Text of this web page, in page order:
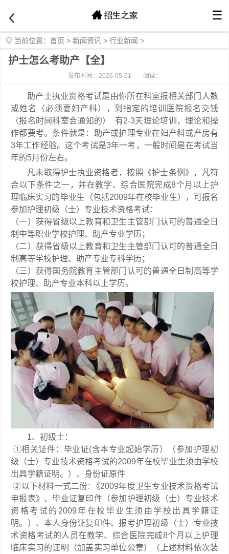
☰
当前位置： 首页 > 新闻资讯 > 行业新闻 >
护士怎么考助产【全】
发布时间：2026-05-01 阅读：
助产士执业资格考试是由你所在科室报相关部门人数
或姓名（必须要妇产科），到指定的培训医院报名交钱
（报名时间科室会通知的） 有2-3天理论培训，理论和操
作都要考。条件就是：助产或护理专业在妇产科或产房有
3年工作经验。这个考试是3年一考，一般时间是在考试当
年的5月份左右。
凡未取得护士执业资格者，按照《护士条例》，凡符
合以下条件之一，并在教学、综合医院完成8个月以上护
理临床实习的毕业生（包括2009年在校毕业生），可报名
参加护理初级（士）专业技术资格考试：
（一）获得省级以上教育和卫生主管部门认可的普通全日
制中等职业学校护理、助产专业学历；
（二）获得省级以上教育和卫生主管部门认可的普通全日
制高等学校护理、助产专业专科学历；
（三）获得国务院教育主管部门认可的普通全日制高等学
校护理、助产专业本科以上学历。
1、初级士：
①相关证件：毕业证(含本专业起始学历）（参加护理初
级（士）专业技术资格考试的2009年在校毕业生须由学校
出具学籍证明。）、身份证原件
②以下材料一式二份: 《2009年度卫生专业技术资格考试
申报表》、毕业证复印件（参加护理初级（士）专业技术
资格考试的2009年在校毕业生须由学校出具学籍证
明。）、本人身份证复印件、报考护理初级（士）专业技
术资格考试的人员在教学、综合医院完成8个月以上护理
临床实习的证明（加盖实习单位公章）（上述材料依次装